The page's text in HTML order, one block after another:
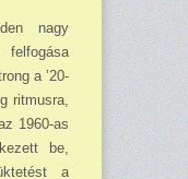
nagy
a ’20-
ritmusra,
1960-as
be,
a